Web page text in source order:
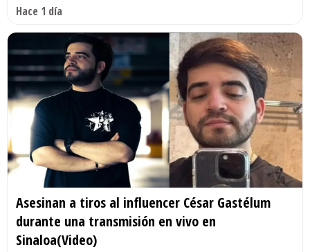
Hace 1 día
Asesinan a tiros al influencer César Gastélum
durante una transmisión en vivo en
Sinaloa(Video)